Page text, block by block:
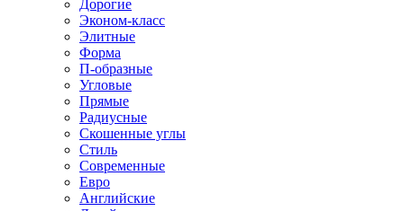
Дорогие
Эконом-класс
Элитные
Форма
П-образные
Угловые
Прямые
Радиусные
Скошенные углы
Стиль
Современные
Евро
Английские